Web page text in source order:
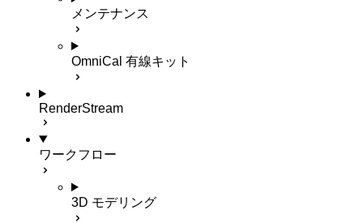
メンテナンス
OmniCal 有線キット
RenderStream
ワークフロー
3D モデリング